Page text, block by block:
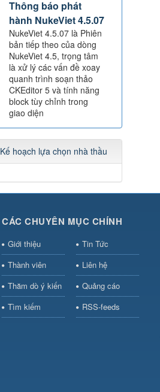
Thông báo phát
hành NukeViet 4.5.07
NukeViet 4.5.07 là Phiên
bản tiếp theo của dòng
NukeViet 4.5, trọng tâm
là xử lý các vấn đề xoay
quanh trình soạn thảo
CKEditor 5 và tính năng
block tùy chỉnh trong
giao diện
Kế hoạch lựa chọn nhà thầu
CÁC CHUYÊN MỤC CHÍNH
Giới thiệu
Tin Tức
Thành viên
Liên hệ
Thăm dò ý kiến
Quảng cáo
Tìm kiếm
RSS-feeds